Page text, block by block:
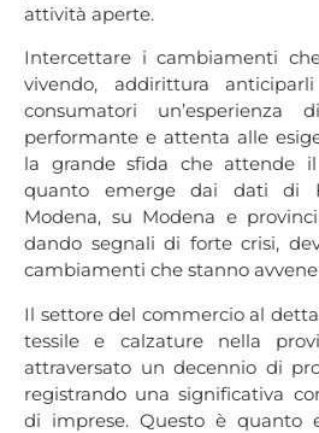
attività aperte.
Intercettare i cambiamenti
vivendo, addirittura
consumatori
performante e attenta alle
la grande sfida che attende
quanto emerge dai dati di
Modena, su Modena e
dando segnali di forte crisi,
cambiamenti che stanno
Il settore del commercio al
tessile e calzature nella
attraversato un decennio di
registrando una significativa
di imprese. Questo è quanto